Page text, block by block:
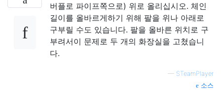
버플로 파이프쪽으로) 위로 올리십시오. 체인
길이를 올바르게하기 위해 팔을 위나 아래로
구부릴 수도 있습니다. 팔을 올바른 위치로 구
부려서이 문제로 두 개의 화장실을 고쳤습니
다.
— STeamPlayer
소스